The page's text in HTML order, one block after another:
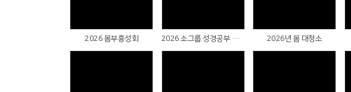
2026 봄부흥성회 2026 소그룹 성경공부 축제주일 2026년 봄 대청소